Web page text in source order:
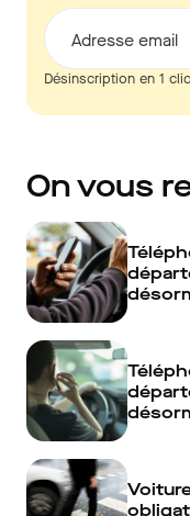
Adresse email
Désinscription en 1
On vous